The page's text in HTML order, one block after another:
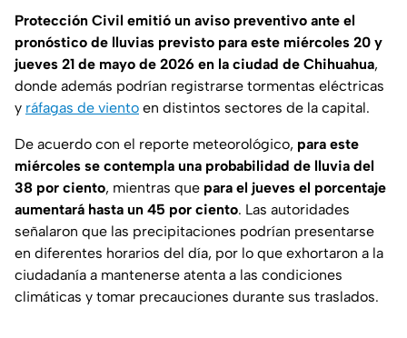
Protección Civil emitió un aviso preventivo ante el
pronóstico de lluvias previsto para este miércoles 20 y
jueves 21 de mayo de 2026 en la ciudad de Chihuahua,
donde además podrían registrarse tormentas eléctricas
y ráfagas de viento en distintos sectores de la capital.
De acuerdo con el reporte meteorológico, para este
miércoles se contempla una probabilidad de lluvia del
38 por ciento, mientras que para el jueves el porcentaje
aumentará hasta un 45 por ciento. Las autoridades
señalaron que las precipitaciones podrían presentarse
en diferentes horarios del día, por lo que exhortaron a la
ciudadanía a mantenerse atenta a las condiciones
climáticas y tomar precauciones durante sus traslados.